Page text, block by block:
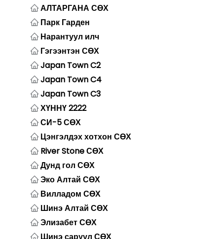
АЛТАРГАНА СӨХ
Парк Гарден
Нарантуул илч
Гэгээнтэн СӨХ
Japan Town C2
Japan Town C4
Japan Town C3
ХҮННҮ 2222
СИ-5 СӨХ
Цэнгэлдэх хотхон СӨХ
River Stone СӨХ
Дунд гол СӨХ
Эко Алтай СӨХ
Вилладом СӨХ
Шинэ Алтай СӨХ
Элизабет СӨХ